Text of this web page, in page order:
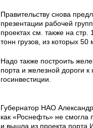
Правительству снова
презентации рабочей
проектах см. также на
тонн грузов, из которых 50
Надо также построить
порта и железной дороги
госинвестиции.
Губернатор НАО
как «Роснефть» не смогла
и вышла из проекта порта